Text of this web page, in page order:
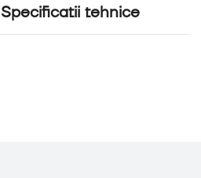
Specificatii tehnice